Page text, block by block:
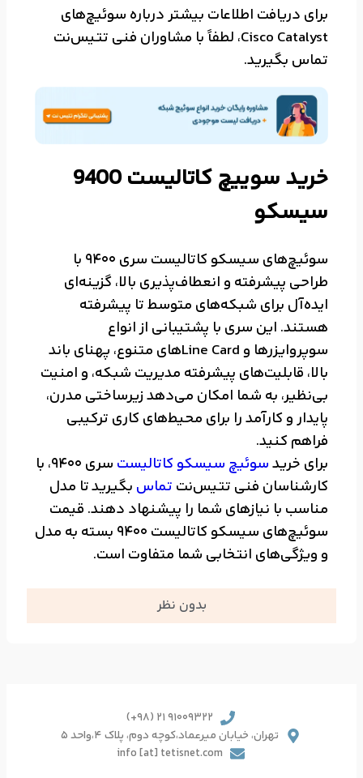
بدون نظر
برای دریافت اطلاعات بیشتر درباره سوئیچ‌های
Cisco Catalyst، لطفاً با مشاوران فنی تتیس‌نت
تماس بگیرید.
خرید سوییچ کاتالیست 9400
سیسکو
سوئیچ‌های سیسکو کاتالیست سری 9400 با
طراحی پیشرفته و انعطاف‌پذیری بالا، گزینه‌ای
ایده‌آل برای شبکه‌های متوسط تا پیشرفته
هستند. این سری با پشتیبانی از انواع
سوپروایزرها و Line Card‌های متنوع، پهنای باند
بالا، قابلیت‌های پیشرفته مدیریت شبکه، و امنیت
بی‌نظیر، به شما امکان می‌دهد زیرساختی مدرن،
پایدار و کارآمد را برای محیط‌های کاری ترکیبی
فراهم کنید.
برای خریدسوئیچ سیسکو کاتالیست
سری 9400، با
کارشناسان فنی تتیس‌نت تماس بگیرید تا مدل
مناسب با نیازهای شما را پیشنهاد دهند. قیمت
سوئیچ‌های سیسکو کاتالیست 9400 بسته به مدل
و ویژگی‌های انتخابی شما متفاوت است.
91009322 21 (98+)
تهران، خیابان میرعماد،کوچه دوم، پلاک 4،واحد 5
info [at] tetisnet.com